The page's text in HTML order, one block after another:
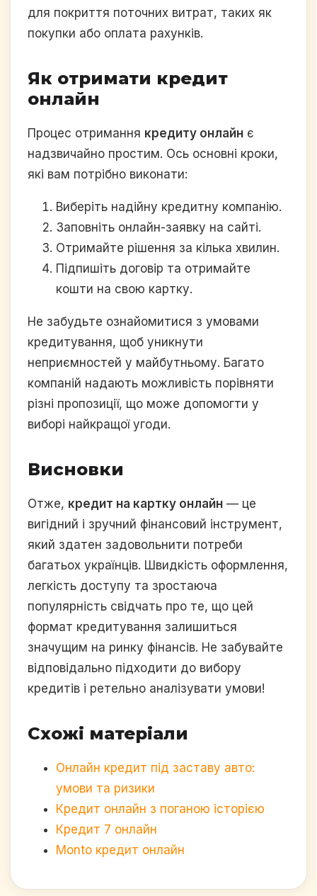
для покриття поточних витрат, таких як
покупки або оплата рахунків.
Як отримати кредит
онлайн
Процес отримання кредиту онлайн є
надзвичайно простим. Ось основні кроки,
які вам потрібно виконати:
Виберіть надійну кредитну компанію.
Заповніть онлайн-заявку на сайті.
Отримайте рішення за кілька хвилин.
Підпишіть договір та отримайте
кошти на свою картку.
Не забудьте ознайомитися з умовами
кредитування, щоб уникнути
неприємностей у майбутньому. Багато
компаній надають можливість порівняти
різні пропозиції, що може допомогти у
виборі найкращої угоди.
Висновки
Отже, кредит на картку онлайн — це
вигідний і зручний фінансовий інструмент,
який здатен задовольнити потреби
багатьох українців. Швидкість оформлення,
легкість доступу та зростаюча
популярність свідчать про те, що цей
формат кредитування залишиться
значущим на ринку фінансів. Не забувайте
відповідально підходити до вибору
кредитів і ретельно аналізувати умови!
Схожі матеріали
Онлайн кредит під заставу авто:
умови та ризики
Кредит онлайн з поганою історією
Кредит 7 онлайн
Monto кредит онлайн